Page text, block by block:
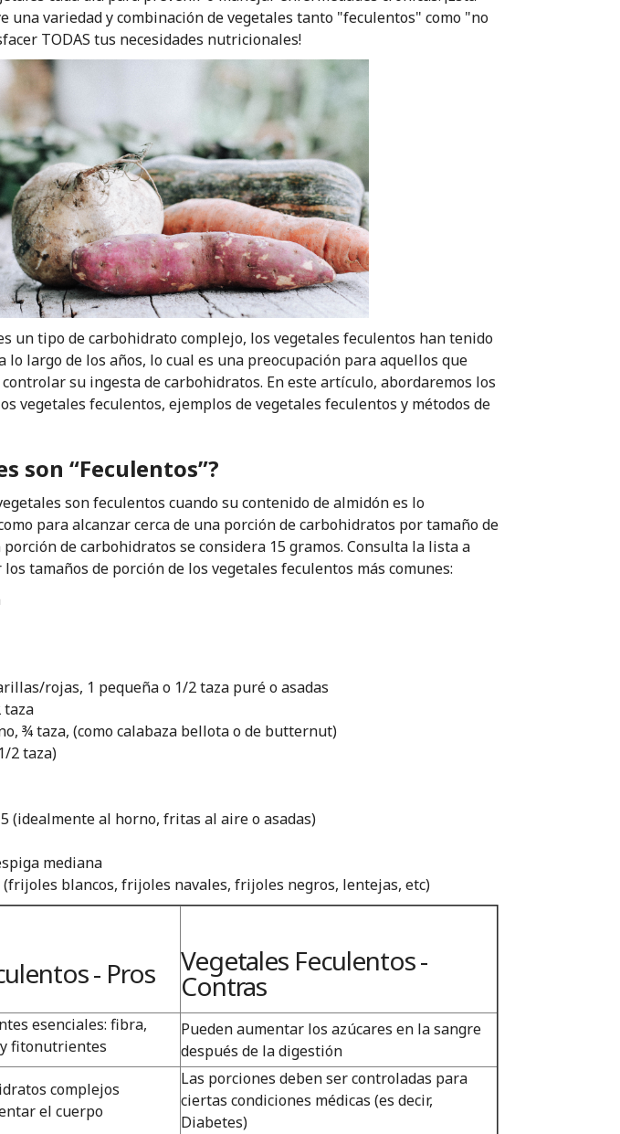
una variedad y combinación de vegetales tanto "feculentos" como "no
TODAS tus necesidades nutricionales!
un tipo de carbohidrato complejo, los vegetales feculentos han tenido
lo largo de los años, lo cual es una preocupación para aquellos que
su ingesta de carbohidratos. En este artículo, abordaremos los
vegetales feculentos, ejemplos de vegetales feculentos y métodos de
son “Feculentos”?
son feculentos cuando su contenido de almidón es lo
para alcanzar cerca de una porción de carbohidratos por tamaño de
porción de carbohidratos se considera 15 gramos. Consulta la lista a
tamaños de porción de los vegetales feculentos más comunes:
rojas, 1 pequeña o 1/2 taza puré o asadas
taza
¾ taza, (como calabaza bellota o de butternut)
2 taza)
(idealmente al horno, fritas al aire o asadas)
mediana
blancos, frijoles navales, frijoles negros, lentejas, etc)
- Pros Vegetales Feculentos -
Contras
esenciales: fibra,
fitonutrientes
Pueden aumentar los azúcares en la sangre
después de la digestión
complejos
el cuerpo
Las porciones deben ser controladas para
ciertas condiciones médicas (es decir,
Diabetes)